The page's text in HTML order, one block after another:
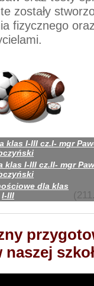
zostały
fizycznego
klas I-III cz.I- mgr
I-III cz.II- mgr
dla klas
I-III